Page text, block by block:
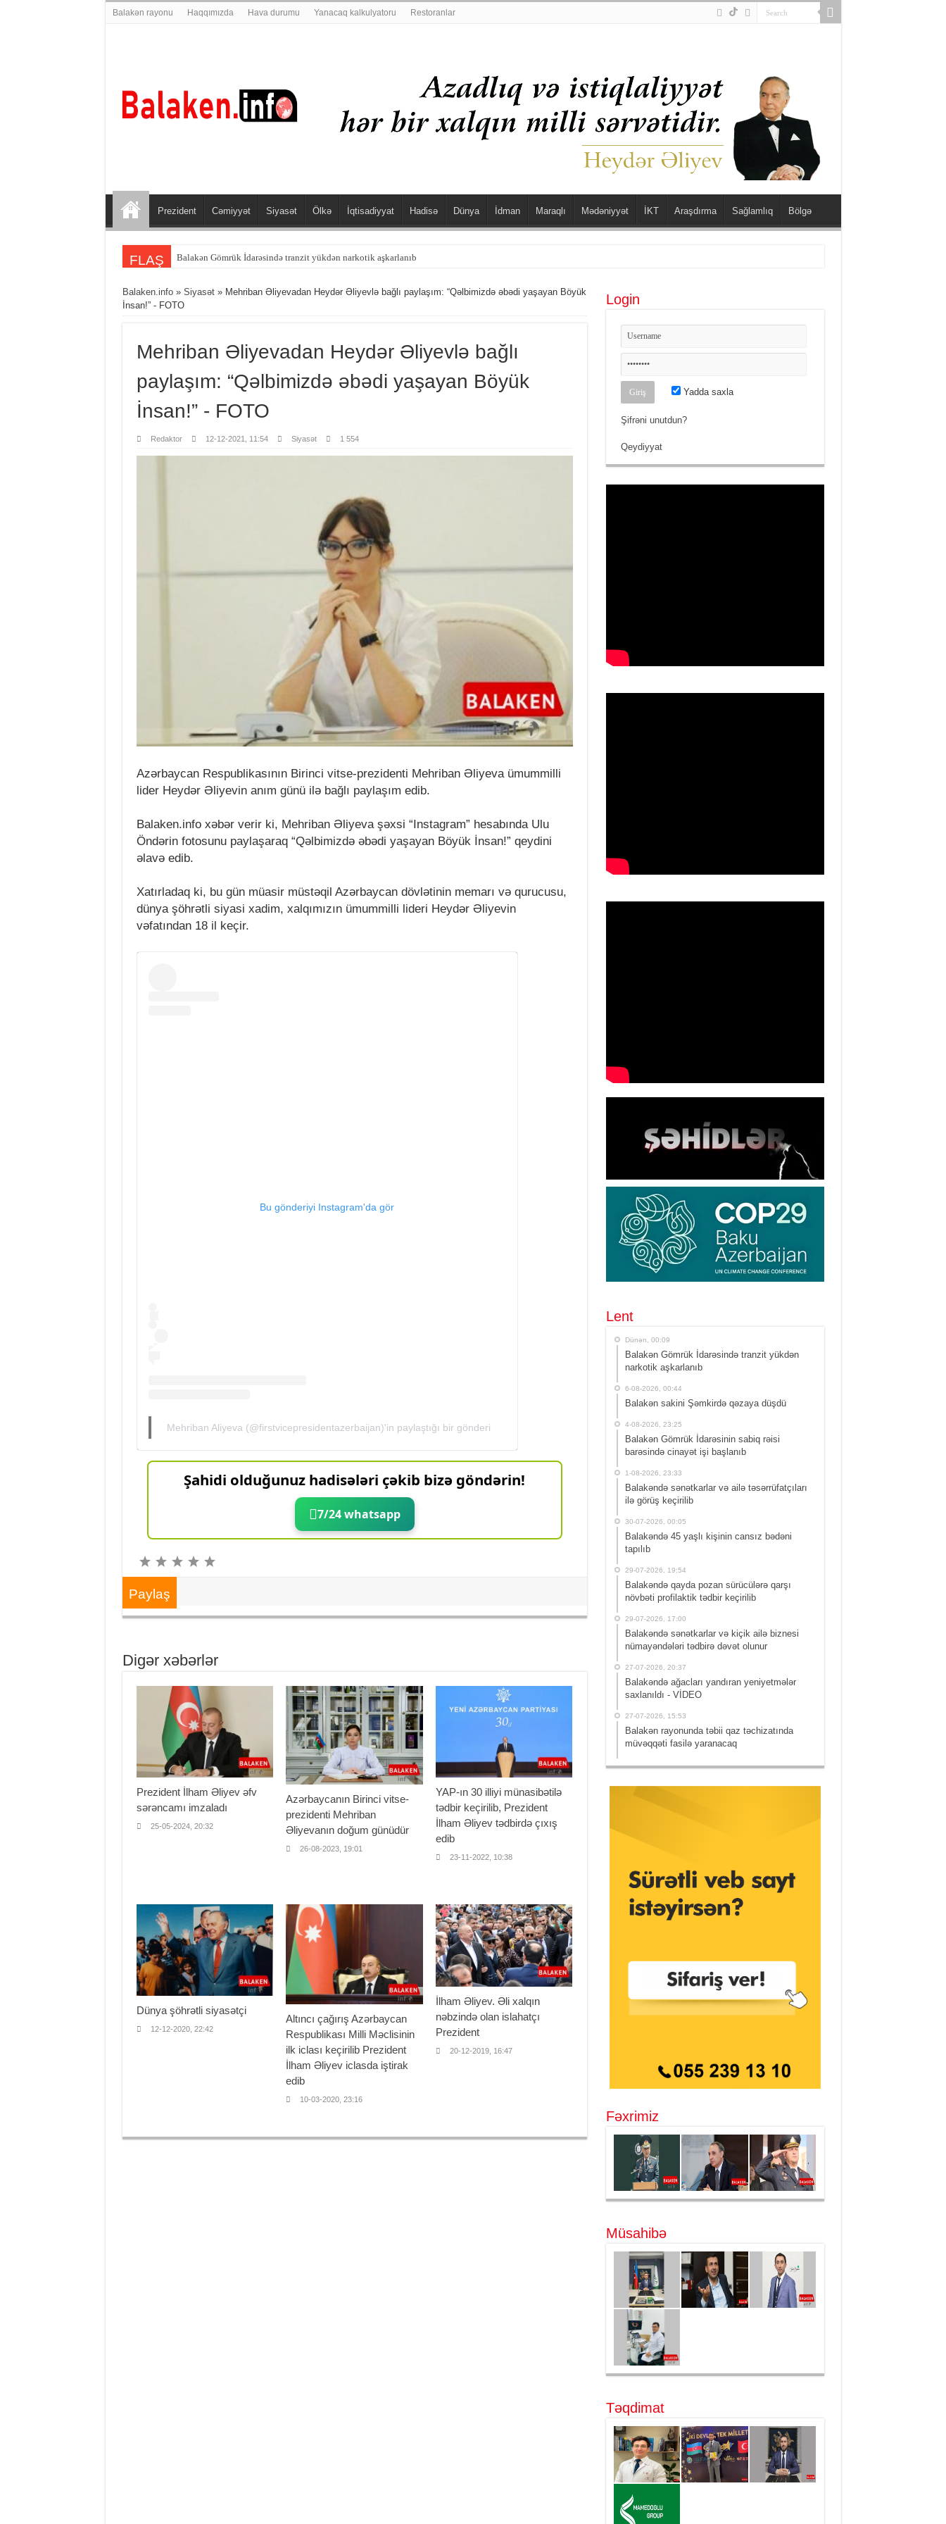
Balakən rayonu Haqqımızda Hava durumu Yanacaq kalkulyatoru Restoranlar
Prezident Cəmiyyət Siyasət Ölkə İqtisadiyyat Hadisə Dünya İdman Maraqlı Mədəniyyət İKT Araşdırma Sağlamlıq Bölgə
FLAŞ Balakən sakini Şəmkirdə qəzaya düşdü
Balaken.info» Siyasət» Mehriban Əliyevadan Heydər Əliyevlə bağlı paylaşım: “Qəlbimizdə əbədi yaşayan Böyük
İnsan!” - FOTO
Mehriban Əliyevadan Heydər Əliyevlə bağlı
paylaşım: “Qəlbimizdə əbədi yaşayan Böyük
İnsan!” - FOTO
Redaktor 12-12-2021, 11:54 Siyasət 1 554
Azərbaycan Respublikasının Birinci vitse-prezidenti Mehriban Əliyeva ümummilli
lider Heydər Əliyevin anım günü ilə bağlı paylaşım edib.
Balaken.info xəbər verir ki, Mehriban Əliyeva şəxsi “Instagram” hesabında Ulu
Öndərin fotosunu paylaşaraq “Qəlbimizdə əbədi yaşayan Böyük İnsan!” qeydini
əlavə edib.
Xatırladaq ki, bu gün müasir müstəqil Azərbaycan dövlətinin memarı və qurucusu,
dünya şöhrətli siyasi xadim, xalqımızın ümummilli lideri Heydər Əliyevin
vəfatından 18 il keçir.
Bu gönderiyi Instagram'da gör
Mehriban Aliyeva (@firstvicepresidentazerbaijan)'in paylaştığı bir gönderi
Şahidi olduğunuz hadisələri çəkib bizə göndərin!
7/24 whatsapp
Paylaş
Digər xəbərlər
Prezident İlham Əliyev əfv
sərəncamı imzaladı
25-05-2024, 20:32
Azərbaycanın Birinci vitse-
prezidenti Mehriban
Əliyevanın doğum günüdür
26-08-2023, 19:01
YAP-ın 30 illiyi münasibətilə
tədbir keçirilib, Prezident
İlham Əliyev tədbirdə çıxış
edib
23-11-2022, 10:38
Dünya şöhrətli siyasətçi
12-12-2020, 22:42
Altıncı çağırış Azərbaycan
Respublikası Milli Məclisinin
ilk iclası keçirilib Prezident
İlham Əliyev iclasda iştirak
edib
10-03-2020, 23:16
İlham Əliyev. Əli xalqın
nəbzində olan islahatçı
Prezident
20-12-2019, 16:47
Login
Yadda saxla
Şifrəni unutdun?
Qeydiyyat
Lent
Dünən, 00:09
Balakən Gömrük İdarəsində tranzit yükdən
narkotik aşkarlanıb
6-08-2026, 00:44
Balakən sakini Şəmkirdə qəzaya düşdü
4-08-2026, 23:25
Balakən Gömrük İdarəsinin sabiq rəisi
barəsində cinayət işi başlanıb
1-08-2026, 23:33
Balakəndə sənətkarlar və ailə təsərrüfatçıları
ilə görüş keçirilib
30-07-2026, 00:05
Balakəndə 45 yaşlı kişinin cansız bədəni
tapılıb
29-07-2026, 19:54
Balakəndə qayda pozan sürücülərə qarşı
növbəti profilaktik tədbir keçirilib
29-07-2026, 17:00
Balakəndə sənətkarlar və kiçik ailə biznesi
nümayəndələri tədbirə dəvət olunur
27-07-2026, 20:37
Balakəndə ağacları yandıran yeniyetmələr
saxlanıldı - VİDEO
27-07-2026, 15:53
Balakən rayonunda təbii qaz təchizatında
müvəqqəti fasilə yaranacaq
Fəxrimiz
Müsahibə
Təqdimat